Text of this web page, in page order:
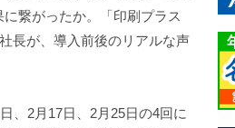
繋がったか。「印刷プラス
長が、導入前後のリアルな声
、2月17日、2月25日の4回に